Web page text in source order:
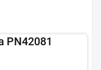
PN42081